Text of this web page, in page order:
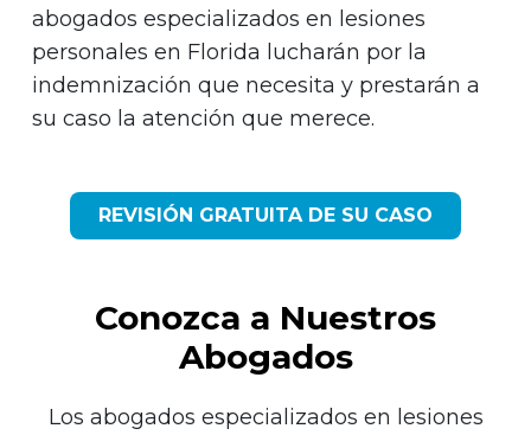
abogados especializados en lesiones
personales en Florida lucharán por la
indemnización que necesita y prestarán a
su caso la atención que merece.
REVISIÓN GRATUITA DE SU CASO
Conozca a Nuestros
Abogados
Los abogados especializados en lesiones